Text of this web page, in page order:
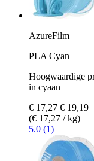
AzureFilm
PLA Cyan
Hoogwaardige
in cyaan
€ 17,27 € 19,19
(€ 17,27 / kg)
5.0 (1)